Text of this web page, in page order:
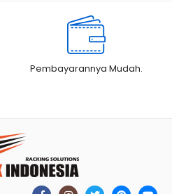
Pembayarannya Mudah.